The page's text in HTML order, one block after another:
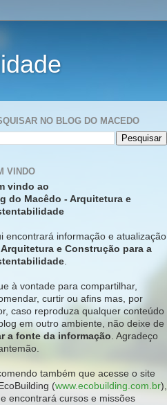
NO BLOG DO MACEDO
VINDO
vindo ao
do Macêdo - Arquitetura e
encontrará informação e atualização
Arquitetura e Construção para a
.
à vontade para compartilhar,
curtir ou afins mas, por
caso reproduza qualquer conteúdo
em outro ambiente, não deixe de
a fonte da informação. Agradeço
também que acesse o site
(www.ecobuilding.com.br),
encontrará cursos e missões